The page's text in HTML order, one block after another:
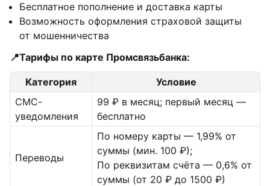
Бесплатное пополнение и доставка карты
Возможность оформления страховой защиты
от мошенничества
📍Тарифы по карте Промсвязьбанка:
Категория
Условие
СМС-
уведомления
99 ₽ в месяц; первый месяц —
бесплатно
Переводы
По номеру карты — 1,99% от
суммы (мин. 100 ₽);
По реквизитам счёта — 0,6% от
суммы (от 20 ₽ до 1500 ₽)